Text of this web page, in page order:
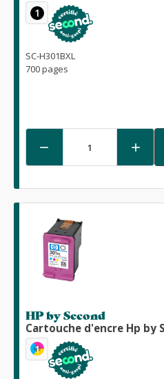
1
SC-H301BXL
700 pages
 
HP by Second
Cartouche d'encre Hp by
1